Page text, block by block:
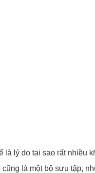
lý do tại sao rất nhiều
là một bộ sưu tập,